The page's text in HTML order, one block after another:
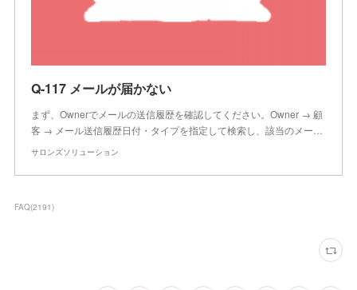
Q-117 メールが届かない
まず、Ownerでメールの送信履歴を確認してください。Owner → 顧
客 → メール送信履歴日付・タイプを指定して検索し、該当のメー…
サロンズソリューション
FAQ(2191)